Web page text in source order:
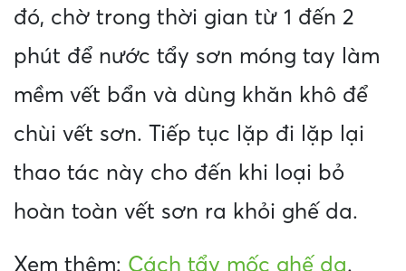
đó, chờ trong thời gian từ 1 đến 2
phút để nước tẩy sơn móng tay làm
mềm vết bẩn và dùng khăn khô để
chùi vết sơn. Tiếp tục lặp đi lặp lại
thao tác này cho đến khi loại bỏ
hoàn toàn vết sơn ra khỏi ghế da.
Xem thêm: Cách tẩy mốc ghế da.